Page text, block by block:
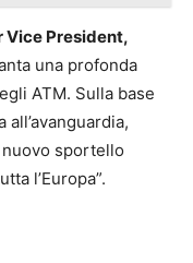
Vice President,
una profonda
ATM. Sulla base
sportello
l’Europa”.